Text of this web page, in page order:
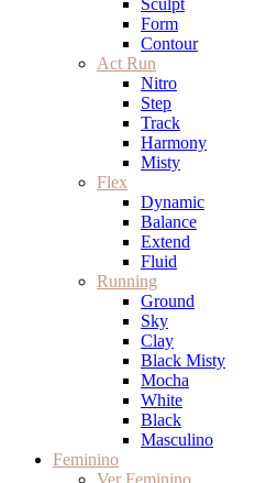
Sculpt
Form
Contour
Act Run
Nitro
Step
Track
Harmony
Misty
Flex
Dynamic
Balance
Extend
Fluid
Running
Ground
Sky
Clay
Black Misty
Mocha
White
Black
Masculino
Feminino
Ver Feminino